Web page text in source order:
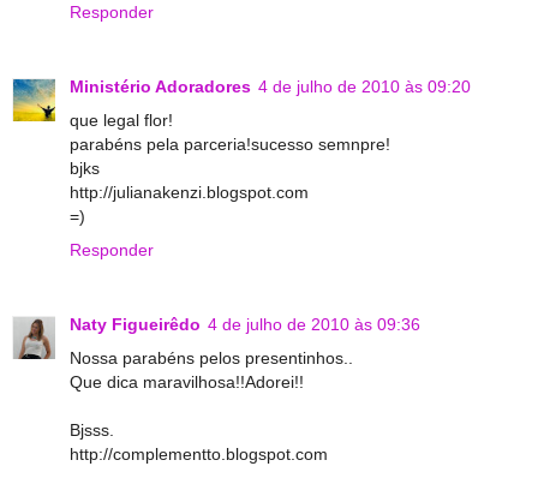
Responder
Ministério Adoradores 4 de julho de 2010 às 09:20
que legal flor!
parabéns pela parceria!sucesso semnpre!
bjks
http://julianakenzi.blogspot.com
=)
Responder
Naty Figueirêdo 4 de julho de 2010 às 09:36
Nossa parabéns pelos presentinhos..
Que dica maravilhosa!!Adorei!!
Bjsss.
http://complementto.blogspot.com